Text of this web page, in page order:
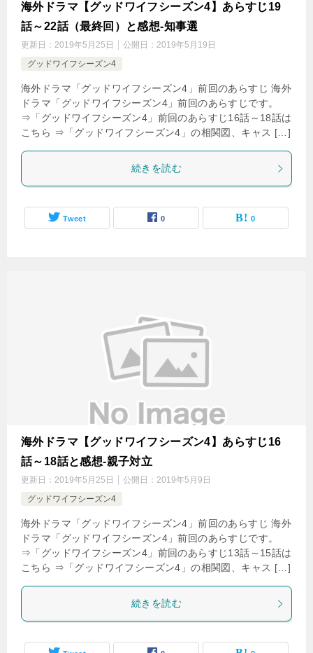
海外ドラマ【グッドワイフシーズン4】あらすじ19
話～22話（最終回）と感想-知事選
更新日： 2019年5月25日 公開日： 2019年5月19日
グッドワイフシーズン4
海外ドラマ「グッドワイフシーズン4」前回のあらすじ 海外
ドラマ「グッドワイフシーズン4」前回のあらすじです。
⇒「グッドワイフシーズン4」前回のあらすじ16話～18話は
こちら ⇒「グッドワイフシーズン4」の相関図、キャス […]
続きを読む
Tweet 0 0
海外ドラマ【グッドワイフシーズン4】あらすじ16
話～18話と感想-親子対立
更新日： 2019年5月25日 公開日： 2019年5月9日
グッドワイフシーズン4
海外ドラマ「グッドワイフシーズン4」前回のあらすじ 海外
ドラマ「グッドワイフシーズン4」前回のあらすじです。
⇒「グッドワイフシーズン4」前回のあらすじ13話～15話は
こちら ⇒「グッドワイフシーズン4」の相関図、キャス […]
続きを読む